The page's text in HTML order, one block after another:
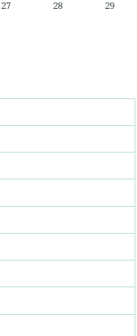
27 28
29